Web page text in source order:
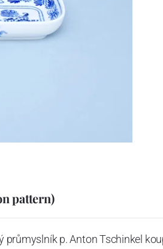
pattern)
průmyslník p. Anton Tschinkel